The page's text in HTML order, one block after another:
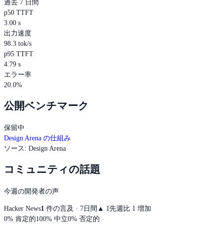
過去 7 日間
p50 TTFT
3.00 s
出力速度
98.3 tok/s
p95 TTFT
4.79 s
エラー率
20.0%
公開ベンチマーク
保留中
Design Arena の仕組み
ソース : Design Arena
コミュニティの話題
今週の開発者の声
Hacker News1 件の言及 · 7日間 ▲ 1先週比 1 増加
0% 肯定的100% 中立0% 否定的